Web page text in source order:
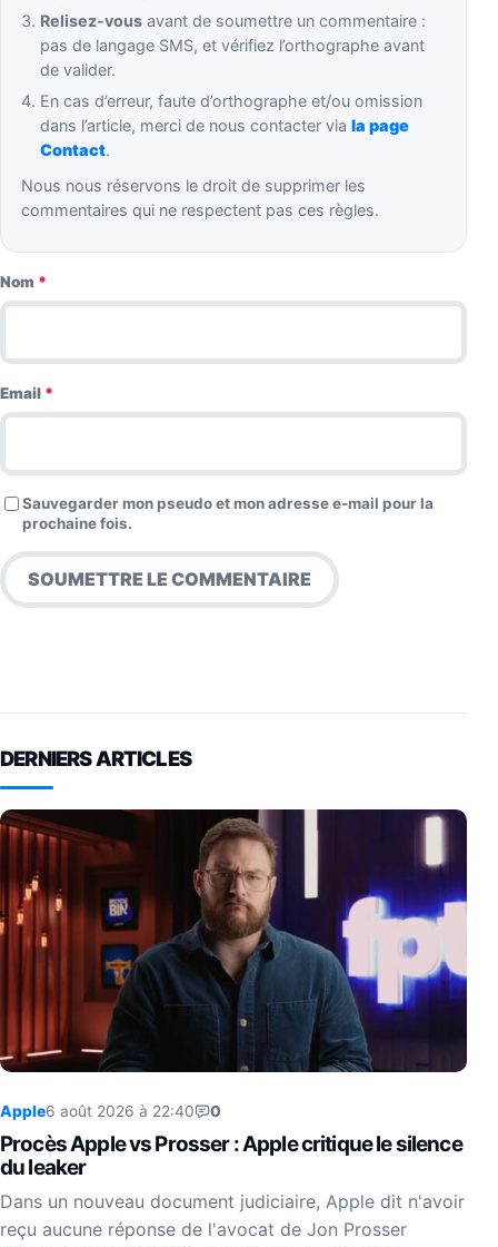
Relisez-vous avant de soumettre un commentaire :
pas de langage SMS, et vérifiez l’orthographe avant
de valider.
En cas d’erreur, faute d’orthographe et/ou omission
dans l’article, merci de nous contacter viala page
Contact.
Nous nous réservons le droit de supprimer les
commentaires qui ne respectent pas ces règles.
Nom *
Email *
Sauvegarder mon pseudo et mon adresse e-mail pour la
prochaine fois.
DERNIERS ARTICLES
Apple6 août 2026 à 22:40 0
Procès Apple vs Prosser : Apple critique le silence
du leaker
Dans un nouveau document judiciaire, Apple dit n'avoir
reçu aucune réponse de l'avocat de Jon Prosser